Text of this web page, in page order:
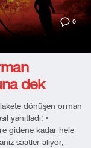
0
dek
dönüşen orman
yanıtladı: •
gidene kadar hele
saatler alıyor,